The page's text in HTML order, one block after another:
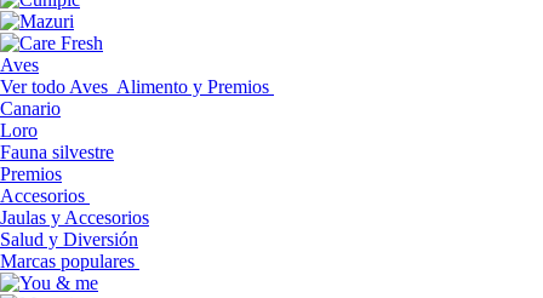
Aves
Ver todo Aves Alimento y Premios
Canario
Loro
Fauna silvestre
Premios
Accesorios
Jaulas y Accesorios
Salud y Diversión
Marcas populares